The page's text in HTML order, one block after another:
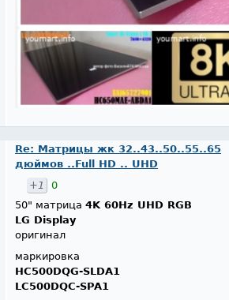
Re: Матрицы жк 32..43..50..55..65
дюймов ..Full HD .. UHD
+1
0
50" матрица 4K 60Hz UHD RGB
LG Display
оригинал
маркировка
HC500DQG-SLDA1
LC500DQC-SPA1